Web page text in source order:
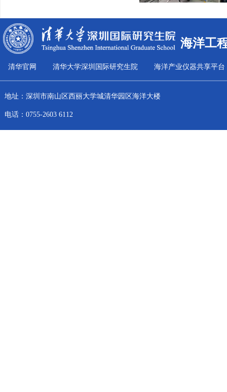
海洋工
清华官网 清华大学深圳国际研究生院 海洋产业仪器共享平台
地址：深圳市南山区西丽大学城清华园区海洋大楼
电话：0755-2603 6112